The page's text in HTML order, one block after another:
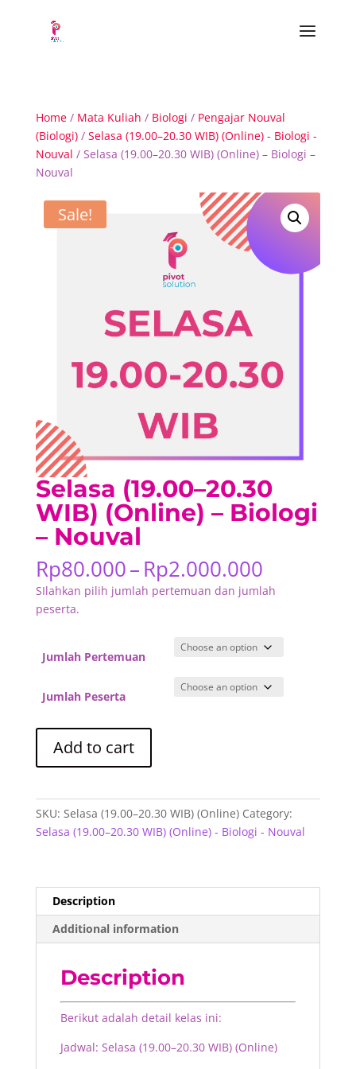
Home/ Mata Kuliah / Biologi / Pengajar Nouval
(Biologi)/ Selasa (19.00–20.30 WIB) (Online) - Biologi -
Nouval / Selasa (19.00–20.30 WIB) (Online) – Biologi –
Nouval
Sale!
Selasa (19.00–20.30
WIB) (Online) – Biologi
– Nouval
Rp80.000–Rp2.000.000Price
range:
Rp80.000
SIlahkan pilih jumlah pertemuan dan jumlah
peserta.
Jumlah Pertemuan
Jumlah Peserta
(19.00–
(Online)
-
quantity
Add to cart
SKU: Selasa (19.00–20.30 WIB) (Online) Category:
Selasa (19.00–20.30 WIB) (Online) - Biologi - Nouval
Description
Additional information
Description
Berikut adalah detail kelas ini:
Jadwal: Selasa (19.00–20.30 WIB) (Online)